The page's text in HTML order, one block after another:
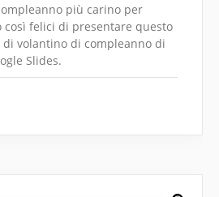
più carino per
così felici di presentare questo
volantino di compleanno di
Slides.